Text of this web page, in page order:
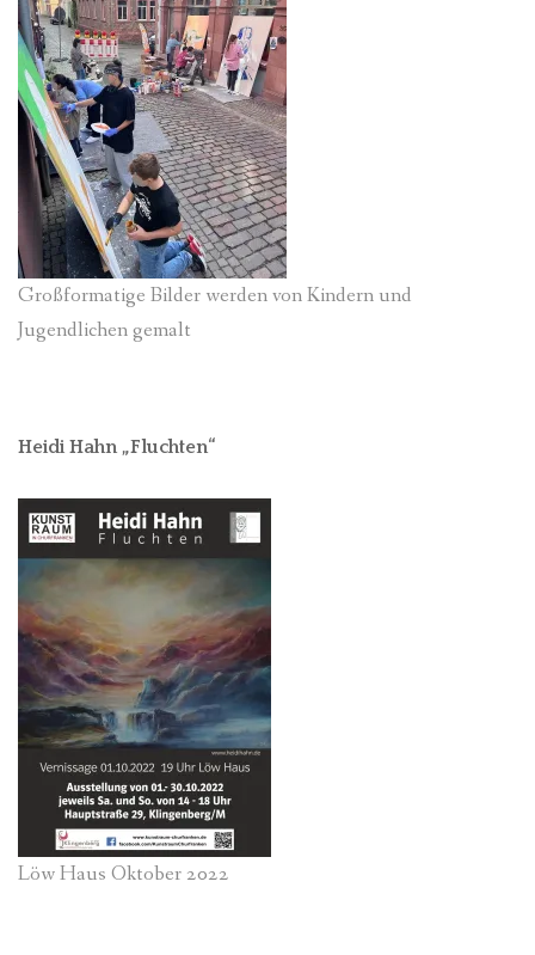
Großformatige Bilder werden von Kindern und
Jugendlichen gemalt
Heidi Hahn „Fluchten“
Löw Haus Oktober 2022